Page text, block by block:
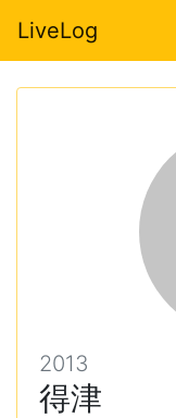
LiveLog
2013
得津